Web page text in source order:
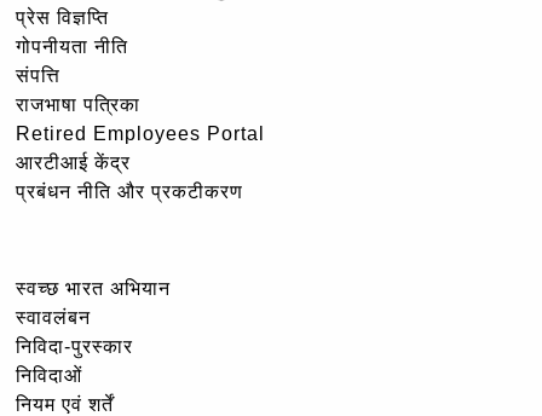
प्रेस विज्ञप्ति
गोपनीयता नीति
संपत्ति
राजभाषा पत्रिका
Retired Employees Portal
आरटीआई केंद्र
प्रबंधन नीति और प्रकटीकरण
स्वच्छ भारत अभियान
स्वावलंबन
निविदा-पुरस्कार
निविदाओं
नियम एवं शर्तें